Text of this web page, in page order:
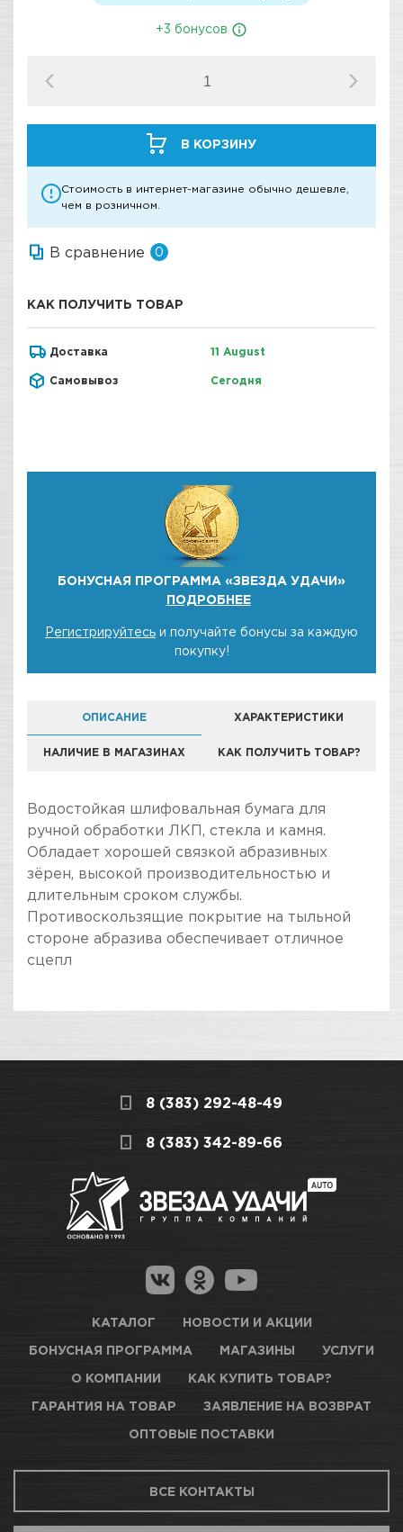
+3 бонусов
В КОРЗИНУ
Стоимость в интернет-магазине обычно дешевле,
чем в розничном.
В сравнение 0
КАК ПОЛУЧИТЬ ТОВАР
Доставка 11 August
Самовывоз Сегодня
БОНУСНАЯ ПРОГРАММА «ЗВЕЗДА УДАЧИ»
ПОДРОБНЕЕ
Регистрируйтесь и получайте бонусы за каждую
покупку!
ОПИСАНИЕ ХАРАКТЕРИСТИКИ
НАЛИЧИЕ В МАГАЗИНАХ КАК ПОЛУЧИТЬ ТОВАР?
Водостойкая шлифовальная бумага для
ручной обработки ЛКП, стекла и камня.
Обладает хорошей связкой абразивных
зёрен, высокой производительностью и
длительным сроком службы.
Противоскользящие покрытие на тыльной
стороне абразива обеспечивает отличное
сцепл
Водостойкая
ручной обработки ЛКП,
Вес / Размер / Объем 230мм*280мм
СКЛАДСКОЙ КОМПЛЕКС
Много
Новосибирск, Петухова, 27/3
КАРТА ПРОЕЗДА И КОНТАКТЫ
Новосибирск, Богдана Хмельницкого, 1/1
получение товара максимально комфортными,
поэтому подготовили для Вас самую
Как купить товар?
Гарантия на товар
Магазины для получения товара
Оптовые поставки
8 (383) 292-48-49
8 (383) 342-89-66
КАТАЛОГ НОВОСТИ И АКЦИИ
БОНУСНАЯ ПРОГРАММА МАГАЗИНЫ УСЛУГИ
О КОМПАНИИ КАК КУПИТЬ ТОВАР?
ГАРАНТИЯ НА ТОВАР ЗАЯВЛЕНИЕ НА ВОЗВРАТ
ОПТОВЫЕ ПОСТАВКИ
ВСЕ КОНТАКТЫ